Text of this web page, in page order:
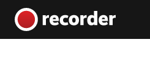
Main Navigation